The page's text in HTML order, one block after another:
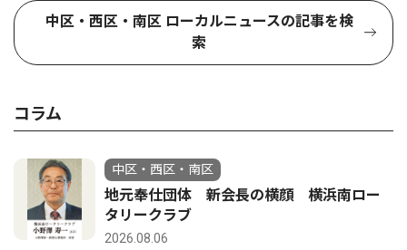
中区・西区・南区 ローカルニュースの記事を検
索
コラム
中区・西区・南区
地元奉仕団体 新会長の横顔 横浜南ロー
タリークラブ
2026.08.06